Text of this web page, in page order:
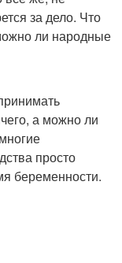
за дело. Что
ли народные
а можно ли
просто
беременности.